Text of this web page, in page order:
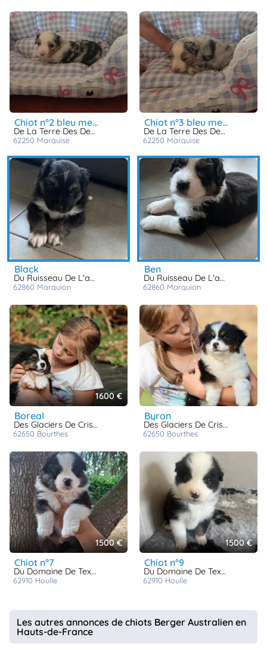
chiot n°2 bleu merle
De La Terre Des Deux Caps
62250 marquise
chiot n°3 bleu merle
De La Terre Des Deux Caps
62250 marquise
black
Du Ruisseau De L'agache
62860 marquion
ben
Du Ruisseau De L'agache
62860 marquion
1600 €
boreal
Des Glaciers De Cristal
62650 bourthes
byron
Des Glaciers De Cristal
62650 bourthes
1500 €
chiot n°7
Du Domaine De Texota
62910 houlle
1500 €
chiot n°9
Du Domaine De Texota
62910 houlle
Les autres annonces de chiots Berger Australien en
Hauts-de-France